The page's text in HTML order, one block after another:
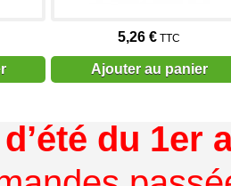
5,26 € TTC
Ajouter au panier
du 1er